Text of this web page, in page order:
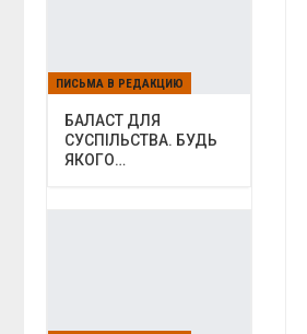
ПИСЬМА В РЕДАКЦИЮ
БАЛАСТ ДЛЯ
СУСПІЛЬСТВА. БУДЬ
ЯКОГО…